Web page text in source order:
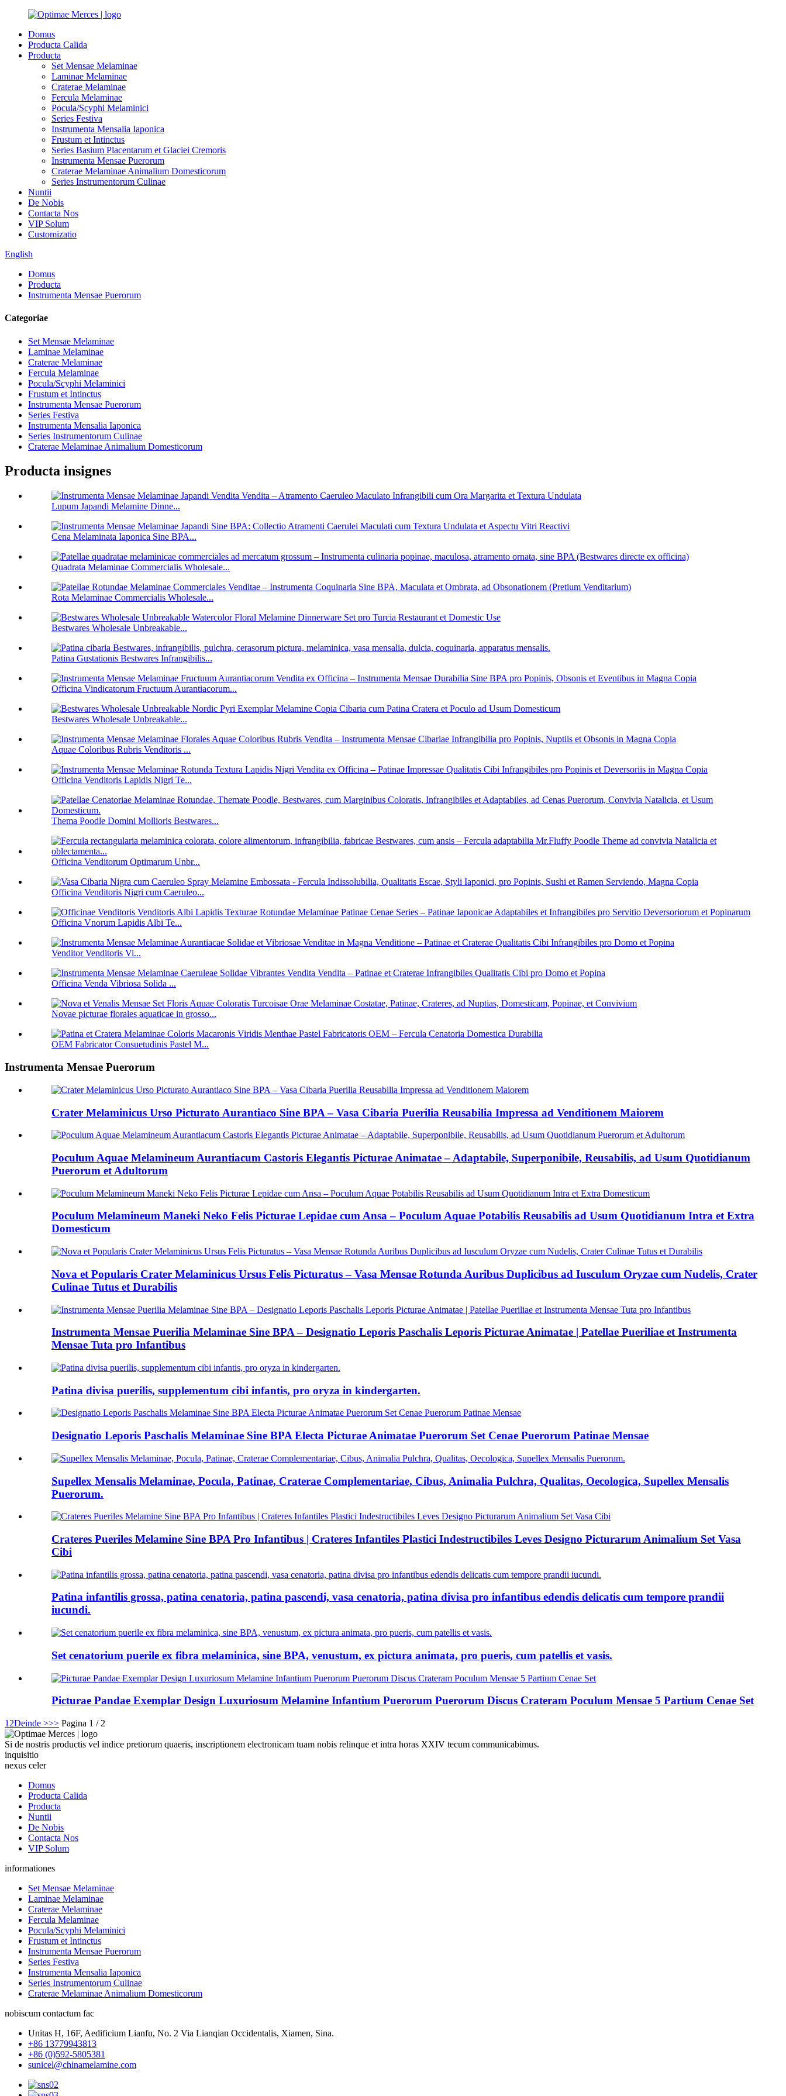
Domus
Producta Calida
Producta
Set Mensae Melaminae
Laminae Melaminae
Craterae Melaminae
Fercula Melaminae
Pocula/Scyphi Melaminici
Series Festiva
Instrumenta Mensalia Iaponica
Frustum et Intinctus
Series Basium Placentarum et Glaciei Cremoris
Instrumenta Mensae Puerorum
Craterae Melaminae Animalium Domesticorum
Series Instrumentorum Culinae
Nuntii
De Nobis
Contacta Nos
VIP Solum
Customizatio
English
Domus
Producta
Instrumenta Mensae Puerorum
Categoriae
Set Mensae Melaminae
Laminae Melaminae
Craterae Melaminae
Fercula Melaminae
Pocula/Scyphi Melaminici
Frustum et Intinctus
Instrumenta Mensae Puerorum
Series Festiva
Instrumenta Mensalia Iaponica
Series Instrumentorum Culinae
Craterae Melaminae Animalium Domesticorum
Producta insignes
Lupum Japandi Melamine Dinne...
Cena Melaminata Iaponica Sine BPA...
Quadrata Melaminae Commercialis Wholesale...
Rota Melaminae Commercialis Wholesale...
Bestwares Wholesale Unbreakable...
Patina Gustationis Bestwares Infrangibilis...
Officina Vindicatorum Fructuum Aurantiacorum...
Bestwares Wholesale Unbreakable...
Aquae Coloribus Rubris Venditoris ...
Officina Venditoris Lapidis Nigri Te...
Thema Poodle Domini Mollioris Bestwares...
Officina Venditorum Optimarum Unbr...
Officina Venditoris Nigri cum Caeruleo...
Officina Vnorum Lapidis Albi Te...
Venditor Venditoris Vi...
Officina Venda Vibriosa Solida ...
Novae picturae florales aquaticae in grosso...
OEM Fabricator Consuetudinis Pastel M...
Instrumenta Mensae Puerorum
Crater Melaminicus Urso Picturato Aurantiaco Sine BPA – Vasa Cibaria Puerilia Reusabilia Impressa ad Venditionem Maiorem
Poculum Aquae Melamineum Aurantiacum Castoris Elegantis Picturae Animatae – Adaptabile, Superponibile, Reusabilis, ad Usum Quotidianum
Puerorum et Adultorum
Poculum Melamineum Maneki Neko Felis Picturae Lepidae cum Ansa – Poculum Aquae Potabilis Reusabilis ad Usum Quotidianum Intra et Extra
Domesticum
Nova et Popularis Crater Melaminicus Ursus Felis Picturatus – Vasa Mensae Rotunda Auribus Duplicibus ad Iusculum Oryzae cum Nudelis, Crater
Culinae Tutus et Durabilis
Instrumenta Mensae Puerilia Melaminae Sine BPA – Designatio Leporis Paschalis Leporis Picturae Animatae | Patellae Pueriliae et Instrumenta
Mensae Tuta pro Infantibus
Patina divisa puerilis, supplementum cibi infantis, pro oryza in kindergarten.
Designatio Leporis Paschalis Melaminae Sine BPA Electa Picturae Animatae Puerorum Set Cenae Puerorum Patinae Mensae
Supellex Mensalis Melaminae, Pocula, Patinae, Craterae Complementariae, Cibus, Animalia Pulchra, Qualitas, Oecologica, Supellex Mensalis
Puerorum.
Crateres Pueriles Melamine Sine BPA Pro Infantibus | Crateres Infantiles Plastici Indestructibiles Leves Designo Picturarum Animalium Set Vasa
Cibi
Patina infantilis grossa, patina cenatoria, patina pascendi, vasa cenatoria, patina divisa pro infantibus edendis delicatis cum tempore prandii
iucundi.
Set cenatorium puerile ex fibra melaminica, sine BPA, venustum, ex pictura animata, pro pueris, cum patellis et vasis.
Picturae Pandae Exemplar Design Luxuriosum Melamine Infantium Puerorum Puerorum Discus Crateram Poculum Mensae 5 Partium Cenae Set
1 2Deinde >>> Pagina 1 / 2
Si de nostris productis vel indice pretiorum quaeris, inscriptionem electronicam tuam nobis relinque et intra horas XXIV tecum communicabimus.
inquisitio
nexus celer
Domus
Producta Calida
Producta
Nuntii
De Nobis
Contacta Nos
VIP Solum
informationes
Set Mensae Melaminae
Laminae Melaminae
Craterae Melaminae
Fercula Melaminae
Pocula/Scyphi Melaminici
Frustum et Intinctus
Instrumenta Mensae Puerorum
Series Festiva
Instrumenta Mensalia Iaponica
Series Instrumentorum Culinae
Craterae Melaminae Animalium Domesticorum
nobiscum contactum fac
Unitas H, 16F, Aedificium Lianfu, No. 2 Via Lianqian Occidentalis, Xiamen, Sina.
+86 13779943813
+86 (0)592-5805381
sunicel@chinamelamine.com